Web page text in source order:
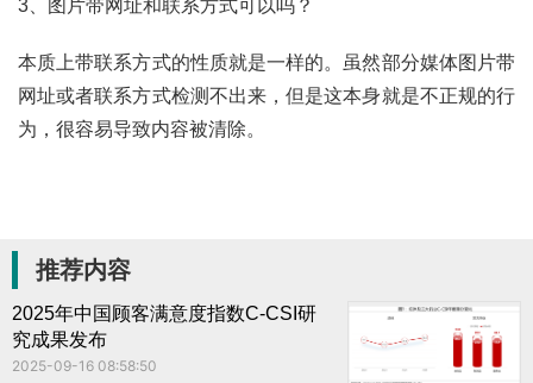
3、图片带网址和联系方式可以吗？
本质上带联系方式的性质就是一样的。虽然部分媒体图片带
网址或者联系方式检测不出来，但是这本身就是不正规的行
为，很容易导致内容被清除。
推荐内容
2025年中国顾客满意度指数C-CSI研
究成果发布
2025-09-16 08:58:50